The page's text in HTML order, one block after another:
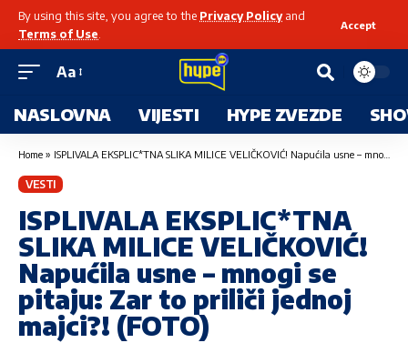
By using this site, you agree to the Privacy Policyand
Terms of Use
Accept
Aa
NASLOVNA VIJESTI HYPE ZVEZDE
Home » ISPLIVALA EKSPLIC*TNA SLIKA MILICE VELIČKOVIĆ! Napućila usne – mnogi se pitaju: Zar to priliči jednoj majci?! (FOTO)
VESTI
ISPLIVALA EKSPLIC*TNA
SLIKA MILICE VELIČKOVIĆ!
Napućila usne – mnogi se
pitaju: Zar to priliči jednoj
majci?! (FOTO)